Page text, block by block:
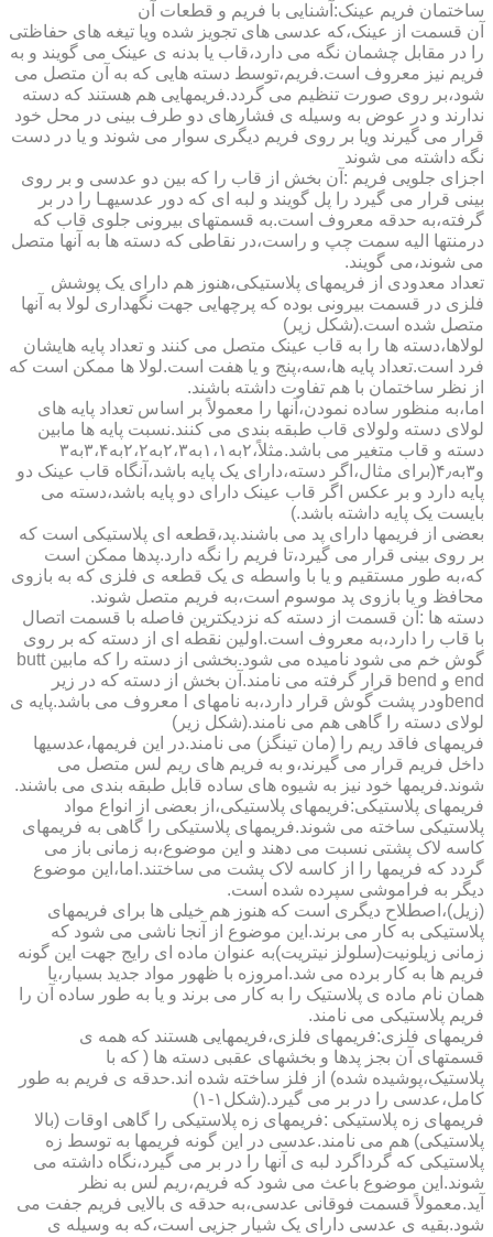
ساختمان فریم عینک:آشنایی با فریم و قطعات آن
آن قسمت از عینک،که عدسی های تجویز شده ویا تیغه های حفاظتی
را در مقابل چشمان نگه می دارد،قاب یا بدنه ی عینک می گویند و به
فریم نیز معروف است.فریم،توسط دسته هایی که به آن متصل می
شود،بر روی صورت تنظیم می گردد.فریمهایی هم هستند که دسته
ندارند و در عوض به وسیله ی فشارهای دو طرف بینی در محل خود
قرار می گیرند ویا بر روی فریم دیگری سوار می شوند و یا در دست
نگه داشته می شوند
اجزای جلویی فریم :آن بخش از قاب را که بین دو عدسی و بر روی
بینی قرار می گیرد را پل گویند و لبه ای که دور عدسیهـا را در بر
گرفته،به حدقه معروف است.به قسمتهای بیرونی جلوی قاب که
درمنتها الیه سمت چپ و راست،در نقاطی که دسته ها به آنها متصل
می شوند،می گویند.
تعداد معدودی از فریمهای پلاستیکی،هنوز هم دارای یک پوشش
فلزی در قسمت بیرونی بوده که پرچهایی جهت نگهداری لولا به آنها
متصل شده است.(شکل زیر)
لولاها،دسته ها را به قاب عینک متصل می کنند و تعداد پایه هایشان
فرد است.تعداد پایه ها،سه،پنج و یا هفت است.لولا ها ممکن است که
از نظر ساختمان با هم تفاوت داشته باشند.
اما،به منظور ساده نمودن،آنها را معمولاً بر اساس تعداد پایه های
لولای دسته ولولای قاب طبقه بندی می کنند.نسبت پایه ها مابین
دسته و قاب متغیر می باشد.مثلاً،۲به۱،۱به۲،۳به۲،۲به۳،۴به۳
و۳به۴٫(برای مثال،اگر دسته،دارای یک پایه باشد،آنگاه قاب عینک دو
پایه دارد و بر عکس اگر قاب عینک دارای دو پایه باشد،دسته می
بایست یک پایه داشته باشد.)
بعضی از فریمها دارای پد می باشند.پد،قطعه ای پلاستیکی است که
بر روی بینی قرار می گیرد،تا فریم را نگه دارد.پدها ممکن است
که،به طور مستقیم و یا با واسطه ی یک قطعه ی فلزی که به بازوی
محافظ و یا بازوی پد موسوم است،به فریم متصل شوند.
دسته ها :آن قسمت از دسته که نزدیکترین فاصله با قسمت اتصال
با قاب را دارد،به معروف است.اولین نقطه ای از دسته که بر روی
گوش خم می شود نامیده می شود.بخشی از دسته را که مابین butt
end و bend قرار گرفته می نامند.آن بخش از دسته که در زیر
bendودر پشت گوش قرار دارد،به نامهای l معروف می باشد.پایه ی
لولای دسته را گاهی هم می نامند.(شکل زیر)
فریمهای فاقد ریم را (مان تینگز) می نامند.در این فریمها،عدسیها
داخل فریم قرار می گیرند،و به فریم های ریم لس متصل می
شوند.فریمها خود نیز به شیوه های ساده قابل طبقه بندی می باشند.
فریمهای پلاستیکی:فریمهای پلاستیکی،از بعضی از انواع مواد
پلاستیکی ساخته می شوند.فریمهای پلاستیکی را گاهی به فریمهای
کاسه لاک پشتی نسبت می دهند و این موضوع،به زمانی باز می
گردد که فریمها را از کاسه لاک پشت می ساختند.اما،این موضوع
دیگر به فراموشی سپرده شده است.
(زیل)،اصطلاح دیگری است که هنوز هم خیلی ها برای فریمهای
پلاستیکی به کار می برند.این موضوع از آنجا ناشی می شود که
زمانی زیلونیت(سلولز نیتریت)به عنوان ماده ای رایج جهت این گونه
فریم ها به کار برده می شد.امروزه با ظهور مواد جدید بسیار،یا
همان نام ماده ی پلاستیک را به کار می برند و یا به طور ساده آن را
فریم پلاستیکی می نامند.
فریمهای فلزی:فریمهای فلزی،فریمهایی هستند که همه ی
قسمتهای آن بجز پدها و بخشهای عقبی دسته ها ( که با
پلاستیک،پوشیده شده) از فلز ساخته شده اند.حدقه ی فریم به طور
کامل،عدسی را در بر می گیرد.(شکل۱-۱)
فریمهای زه پلاستیکی :فریمهای زه پلاستیکی را گاهی اوقات (بالا
پلاستیکی) هم می نامند.عدسی در این گونه فریمها به توسط زه
پلاستیکی که گرداگرد لبه ی آنها را در بر می گیرد،نگاه داشته می
شوند.این موضوع باعث می شود که فریم،ریم لس به نظر
آید.معمولاً قسمت فوقانی عدسی،به حدقه ی بالایی فریم جفت می
شود.بقیه ی عدسی دارای یک شیار جزیی است،که به وسیله ی